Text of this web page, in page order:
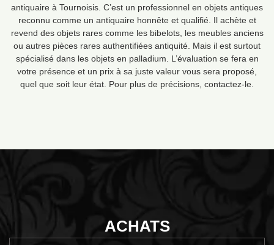
antiquaire à Tournoisis. C’est un professionnel en objets antiques
reconnu comme un antiquaire honnête et qualifié. Il achète et
revend des objets rares comme les bibelots, les meubles anciens
ou autres pièces rares authentifiées antiquité. Mais il est surtout
spécialisé dans les objets en palladium. L’évaluation se fera en
votre présence et un prix à sa juste valeur vous sera proposé,
quel que soit leur état. Pour plus de précisions, contactez-le.
ACHATS